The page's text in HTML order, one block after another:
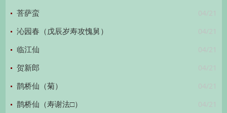
04/21
菩萨蛮
04/21
沁园春（戊辰岁寿攻愧舅）
04/21
临江仙
04/21
贺新郎
04/21
鹊桥仙（菊）
04/21
鹊桥仙（寿谢法□）